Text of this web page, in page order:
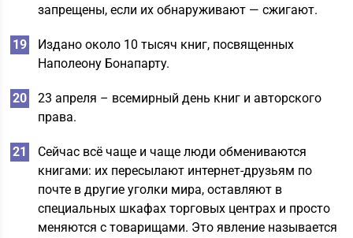
запрещены, если их обнаруживают — сжигают.
Издано около 10 тысяч книг, посвященных
Наполеону Бонапарту.
23 апреля – всемирный день книг и авторского
права.
Сейчас всё чаще и чаще люди обмениваются
книгами: их пересылают интернет-друзьям по
почте в другие уголки мира, оставляют в
специальных шкафах торговых центрах и просто
меняются с товарищами. Это явление называется